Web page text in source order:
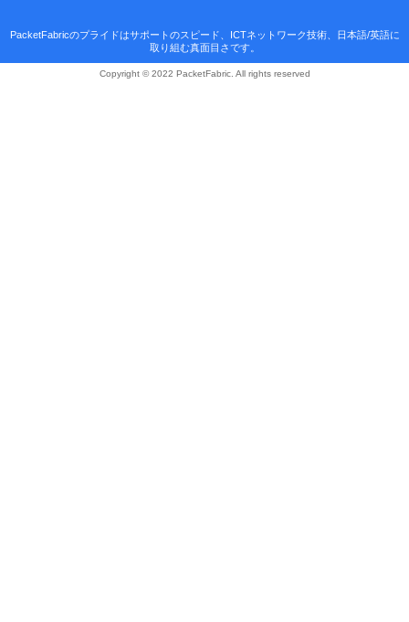
PacketFabricのプライドはサポートのスピード、ICTネットワーク技術、日本語/英語に
取り組む真面目さです。
Copyright © 2022 PacketFabric. All rights reserved